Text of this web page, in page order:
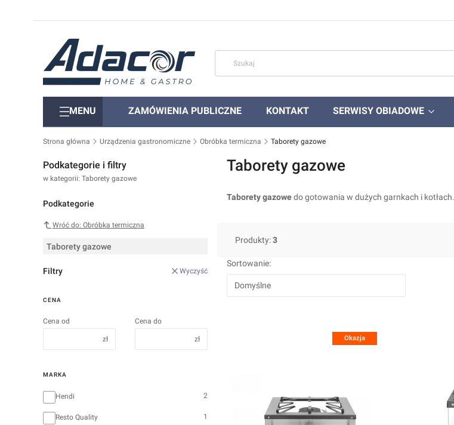
MENU ZAMÓWIENIA PUBLICZNE KONTAKT SERWISY OBIADOWE
Strona główna Urządzenia gastronomiczne Obróbka termiczna Taborety gazowe
Podkategorie i filtry
w kategorii: Taborety gazowe
Podkategorie
Wróć do: Obróbka termiczna
Taborety gazowe
Filtry Wyczyść
CENA
Cena od
zł
Cena do
zł
MARKA
MarkaHendi 2
Resto Quality 1
Taborety gazowe
Taborety gazowedo gotowania w dużych garnkach i kotłach.
Produkty:3
Lista produktów
Sortowanie:
Domyślne
Okazja